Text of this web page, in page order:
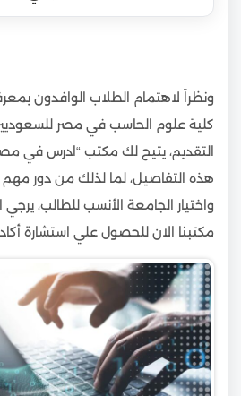
ونظراً لاهتمام الطلاب الوافدون
كلية علوم الحاسب في مصر
التقديم، يتيح لك مكتب “ادرس في
هذه التفاصيل، لما لذلك من دور
واختيار الجامعة الأنسب للطالب،
مكتبنا الان للحصول علي استشارة